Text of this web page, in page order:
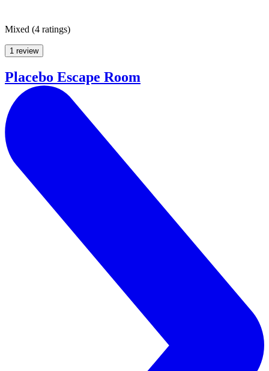
Mixed (4 ratings)
1 review
Placebo Escape Room